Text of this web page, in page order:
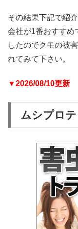
その結果下記で紹
会社が1番おすすめ
したのでクモの被
れてみて下さい。
▼2026/08/10更新
ムシプロテ